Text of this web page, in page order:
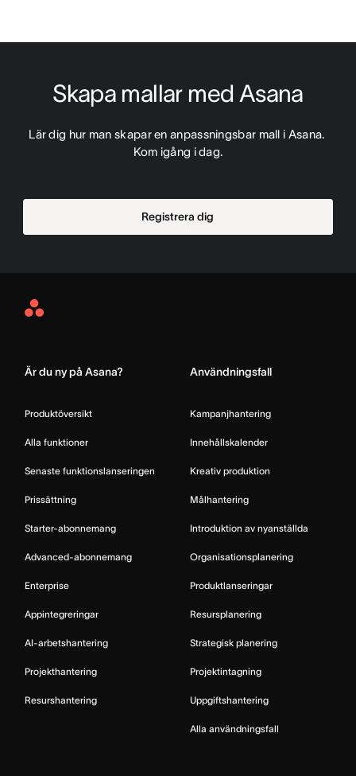
Skapa mallar med Asana
Lär dig hur man skapar en anpassningsbar mall i Asana.
Kom igång i dag.
Registrera dig
Asana
Är du ny på Asana?
Produktöversikt
Alla funktioner
Senaste funktionslanseringen
Prissättning
Starter-abonnemang
Advanced-abonnemang
Enterprise
Appintegreringar
AI-arbetshantering
Projekthantering
Resurshantering
Användningsfall
Kampanjhantering
Innehållskalender
Kreativ produktion
Målhantering
Introduktion av nyanställda
Organisationsplanering
Produktlanseringar
Resursplanering
Strategisk planering
Projektintagning
Uppgiftshantering
Alla användningsfall